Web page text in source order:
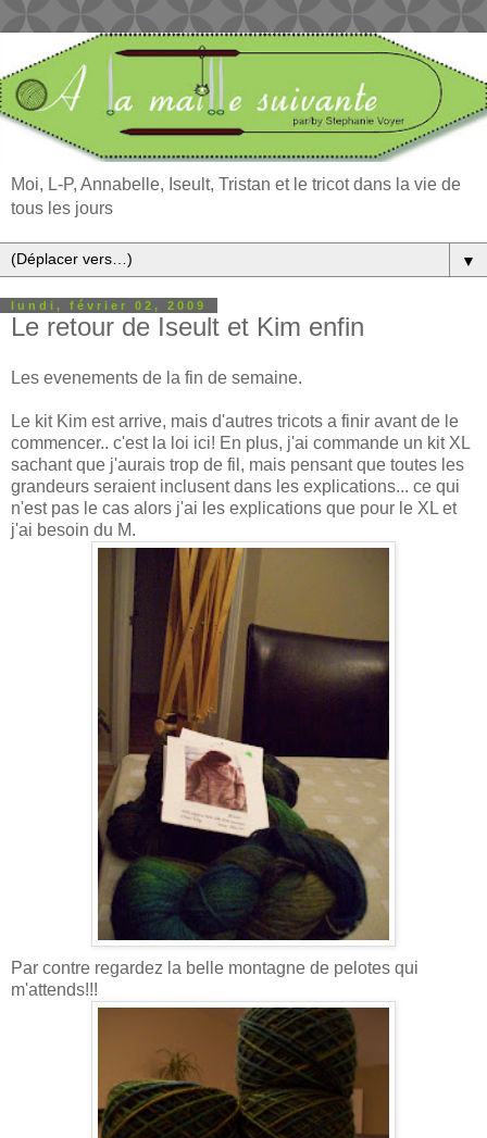
Moi, L-P, Annabelle, Iseult, Tristan et le tricot dans la vie de
tous les jours
▼
lundi, février 02, 2009
Le retour de Iseult et Kim enfin
Les evenements de la fin de semaine.
Le kit Kim est arrive, mais d'autres tricots a finir avant de le
commencer.. c'est la loi ici! En plus, j'ai commande un kit XL
sachant que j'aurais trop de fil, mais pensant que toutes les
grandeurs seraient inclusent dans les explications... ce qui
n'est pas le cas alors j'ai les explications que pour le XL et
j'ai besoin du M.
Par contre regardez la belle montagne de pelotes qui
m'attends!!!